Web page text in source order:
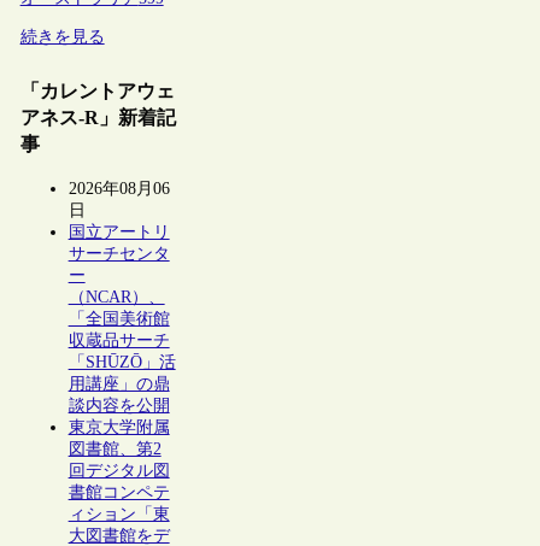
続きを見る
「カレントアウェ
アネス-R」新着記
事
2026年08月06
日
国立アートリ
サーチセンタ
ー
（NCAR）、
「全国美術館
収蔵品サーチ
「SHŪZŌ」活
用講座」の鼎
談内容を公開
東京大学附属
図書館、第2
回デジタル図
書館コンペテ
ィション「東
大図書館をデ